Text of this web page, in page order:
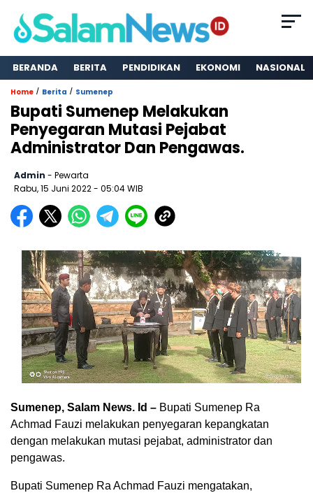
BERANDA BERITA PENDIDIKAN EKONOMI NASIONAL
Home / Berita / Sumenep
Bupati Sumenep Melakukan
Penyegaran Mutasi Pejabat
Administrator Dan Pengawas.
Admin - Pewarta
Rabu, 15 Juni 2022- 05:04 WIB
Sumenep, Salam News. Id – Bupati Sumenep Ra
Achmad Fauzi melakukan penyegaran kepangkatan
dengan melakukan mutasi pejabat, administrator dan
pengawas.
Bupati Sumenep Ra Achmad Fauzi mengatakan,